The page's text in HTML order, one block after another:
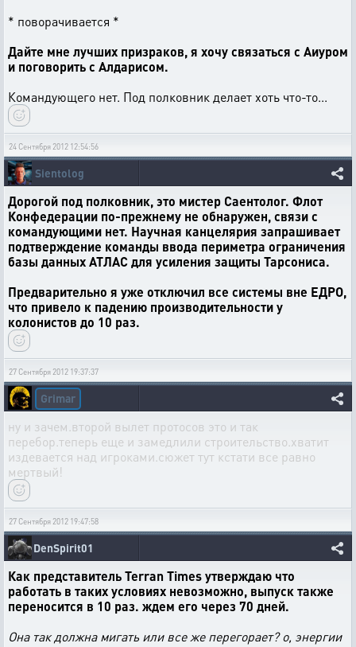
* поворачивается *
Дайте мне лучших призраков, я хочу связаться с Аиуром
и поговорить с Алдарисом.
Командующего нет. Под полковник делает хоть что-то...
24 Сентября 2012 12:54:56
Sientolog
Дорогой под полковник, это мистер Саентолог. Флот
Конфедерации по-прежнему не обнаружен, связи с
командующими нет. Научная канцелярия запрашивает
подтверждение команды ввода периметра ограничения
базы данных АТЛАС для усиления защиты Тарсониса.
Предварительно я уже отключил все системы вне ЕДРО,
что привело к падению производительности у
колонистов до 10 раз.
27 Сентября 2012 19:37:37
Grimar
ну и зачем.второй вылет протосов это и так
перебор.теперь еще и замедлили строительство.хватит
издевается над игроками.сюжет тут кстати все равно
мертвый!
27 Сентября 2012 19:47:58
DenSpirit01
Как представитель Terran Times утверждаю что
работать в таких условиях невозможно, выпуск также
переносится в 10 раз. ждем его через 70 дней.
Она так должна мигать или все же перегорает? о, энергии